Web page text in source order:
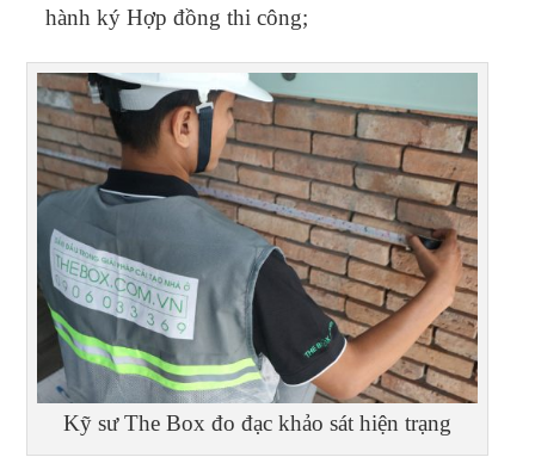
hành ký Hợp đồng thi công;
Kỹ sư The Box đo đạc khảo sát hiện trạng